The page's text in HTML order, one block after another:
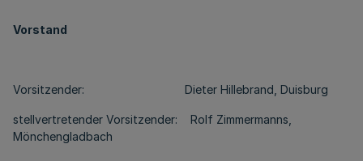
Vorstand
Vorsitzender: Dieter Hillebrand, Duisburg
stellvertretender Vorsitzender: Rolf Zimmermanns,
Mönchengladbach